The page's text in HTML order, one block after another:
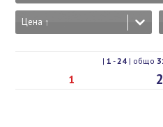
Цена ↑
| 1 -24 | общо
1 2